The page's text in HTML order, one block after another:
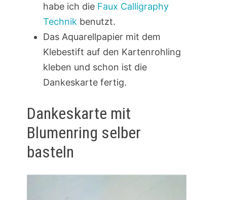
habe ich dieFaux Calligraphy
Technik benutzt.
Das Aquarellpapier mit dem
Klebestift auf den Kartenrohling
kleben und schon ist die
Dankeskarte fertig.
Dankeskarte mit
Blumenring selber
basteln